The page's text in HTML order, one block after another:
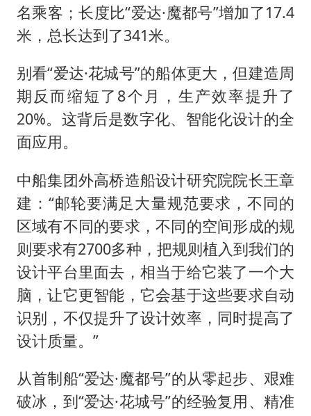
名乘客；长度比“爱达·魔都号”增加了17.4
米，总长达到了341米。
别看“爱达·花城号”的船体更大，但建造周
期反而缩短了8个月，生产效率提升了
20%。这背后是数字化、智能化设计的全
面应用。
中船集团外高桥造船设计研究院院长王章
建：“邮轮要满足大量规范要求，不同的
区域有不同的要求，不同的空间形成的规
则要求有2700多种，把规则植入到我们的
设计平台里面去，相当于给它装了一个大
脑，让它更智能，它会基于这些要求自动
识别，不仅提升了设计效率，同时提高了
设计质量。”
从首制船“爱达·魔都号”的从零起步、艰难
破冰，到“爱达·花城号”的经验复用、精准